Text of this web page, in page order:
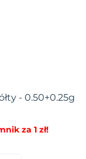
- 0.50+0.25g
za 1 zł!